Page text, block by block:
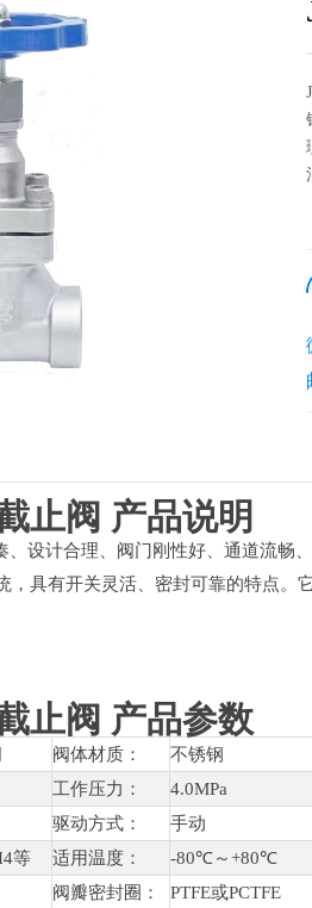
止阀 产品说明
、设计合理、阀门刚性好、通道流
，具有开关灵活、密封可靠的特点
止阀 产品参数
阀体材质：
不锈钢
工作压力：
4.0MPa
驱动方式：
手动
等 适用温度：
-80℃～+80℃
阀瓣密封圈：
PTFE或PCTFE